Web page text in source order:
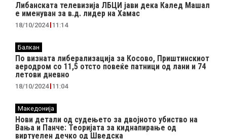
Либанската телевизија ЛБЦИ јави дека Калед Машал
е именуван за в.д. лидер на Хамас
18/10/2024 11:14
Балкан
По визната либерализација за Косово, Приштинскиот
аеродром со 11,5 отсто повеќе патници од лани и 74
летови дневно
18/10/2024 11:04
Македонија
Нови детали од судењето за двојното убиство на
Вања и Панче: Теоријата за киднапирање од
виртуелен дечко од Шведска